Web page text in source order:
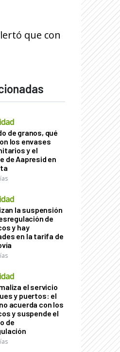
que con
de granos, qué
los envases
y el
de Aapresid en
la suspensión
de
y hay
en la tarifa de
el servicio
y puertos: el
acuerda con los
y suspende el
de